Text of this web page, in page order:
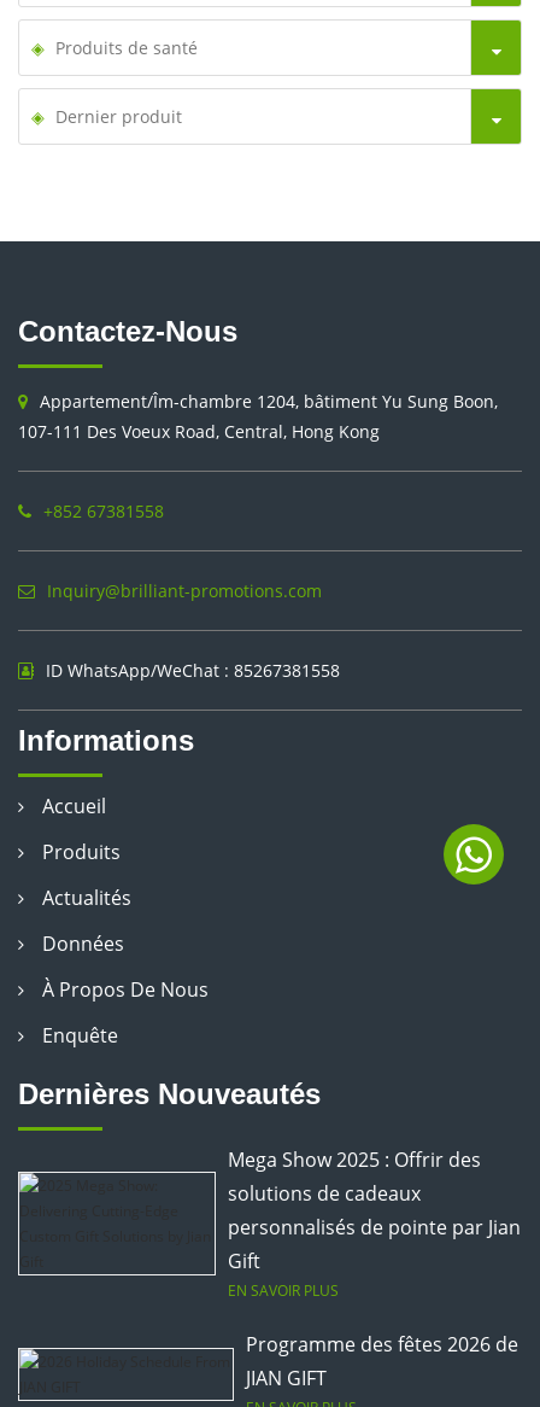
Produits de santé
Dernier produit
Contactez-Nous
Appartement/Îm-chambre 1204, bâtiment Yu Sung Boon,
107-111 Des Voeux Road, Central, Hong Kong
+852 67381558
Inquiry@brilliant-promotions.com
ID WhatsApp/WeChat : 85267381558
Informations
Accueil
Produits
Actualités
Données
À Propos De Nous
Enquête
Dernières Nouveautés
Mega Show 2025 : Offrir des
solutions de cadeaux
personnalisés de pointe par Jian
Gift
EN SAVOIR PLUS
Programme des fêtes 2026 de
JIAN GIFT